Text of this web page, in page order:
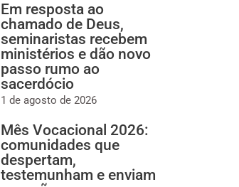
Em resposta ao
chamado de Deus,
seminaristas recebem
ministérios e dão novo
passo rumo ao
sacerdócio
1 de agosto de 2026
Mês Vocacional 2026:
comunidades que
despertam,
testemunham e enviam